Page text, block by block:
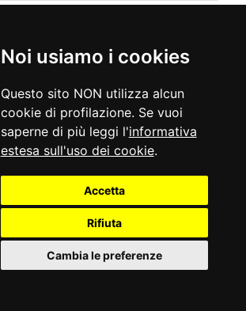
Noi usiamo i cookies
Questo sito NON utilizza alcun
cookie di profilazione. Se vuoi
saperne di più leggi l'informativa
estesa sull'uso dei cookie.
Accetta
Rifiuta
Cambia le preferenze